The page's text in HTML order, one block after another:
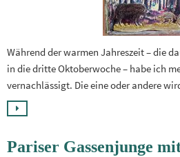
Während der warmen Jahreszeit – die
in die dritte Oktoberwoche – habe ich
vernachlässigt. Die eine oder andere
Pariser Gassenjunge